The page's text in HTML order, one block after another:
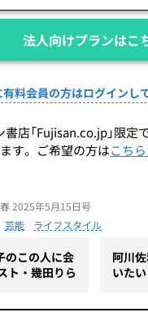
法人向けプランはこ
有料会員の方はログインし
店「Fujisan.co.jp」限定
す。ご希望の方はこち
2025年5月15日号
芸能 ライフスタイル
のこの人に会
ト・幾田りら
阿川
いた